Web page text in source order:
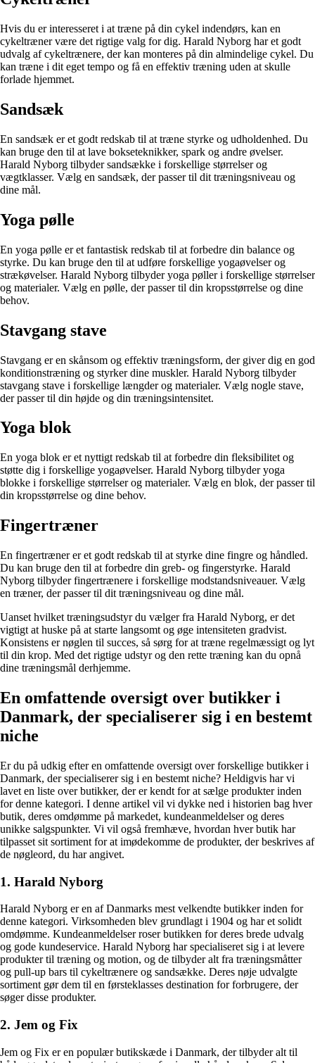
Hvis du er interesseret i at træne på din cykel indendørs, kan en
cykeltræner være det rigtige valg for dig. Harald Nyborg har et godt
udvalg af cykeltrænere, der kan monteres på din almindelige cykel. Du
kan træne i dit eget tempo og få en effektiv træning uden at skulle
forlade hjemmet.
Sandsæk
En sandsæk er et godt redskab til at træne styrke og udholdenhed. Du
kan bruge den til at lave bokseteknikker, spark og andre øvelser.
Harald Nyborg tilbyder sandsække i forskellige størrelser og
vægtklasser. Vælg en sandsæk, der passer til dit træningsniveau og
dine mål.
Yoga pølle
En yoga pølle er et fantastisk redskab til at forbedre din balance og
styrke. Du kan bruge den til at udføre forskellige yogaøvelser og
strækøvelser. Harald Nyborg tilbyder yoga pøller i forskellige størrelser
og materialer. Vælg en pølle, der passer til din kropsstørrelse og dine
behov.
Stavgang stave
Stavgang er en skånsom og effektiv træningsform, der giver dig en god
konditionstræning og styrker dine muskler. Harald Nyborg tilbyder
stavgang stave i forskellige længder og materialer. Vælg nogle stave,
der passer til din højde og din træningsintensitet.
Yoga blok
En yoga blok er et nyttigt redskab til at forbedre din fleksibilitet og
støtte dig i forskellige yogaøvelser. Harald Nyborg tilbyder yoga
blokke i forskellige størrelser og materialer. Vælg en blok, der passer til
din kropsstørrelse og dine behov.
Fingertræner
En fingertræner er et godt redskab til at styrke dine fingre og håndled.
Du kan bruge den til at forbedre din greb- og fingerstyrke. Harald
Nyborg tilbyder fingertrænere i forskellige modstandsniveauer. Vælg
en træner, der passer til dit træningsniveau og dine mål.
Uanset hvilket træningsudstyr du vælger fra Harald Nyborg, er det
vigtigt at huske på at starte langsomt og øge intensiteten gradvist.
Konsistens er nøglen til succes, så sørg for at træne regelmæssigt og lyt
til din krop. Med det rigtige udstyr og den rette træning kan du opnå
dine træningsmål derhjemme.
En omfattende oversigt over butikker i
Danmark, der specialiserer sig i en bestemt
niche
Er du på udkig efter en omfattende oversigt over forskellige butikker i
Danmark, der specialiserer sig i en bestemt niche? Heldigvis har vi
lavet en liste over butikker, der er kendt for at sælge produkter inden
for denne kategori. I denne artikel vil vi dykke ned i historien bag hver
butik, deres omdømme på markedet, kundeanmeldelser og deres
unikke salgspunkter. Vi vil også fremhæve, hvordan hver butik har
tilpasset sit sortiment for at imødekomme de produkter, der beskrives af
de nøgleord, du har angivet.
1. Harald Nyborg
Harald Nyborg er en af Danmarks mest velkendte butikker inden for
denne kategori. Virksomheden blev grundlagt i 1904 og har et solidt
omdømme. Kundeanmeldelser roser butikken for deres brede udvalg
og gode kundeservice. Harald Nyborg har specialiseret sig i at levere
produkter til træning og motion, og de tilbyder alt fra træningsmåtter
og pull-up bars til cykeltrænere og sandsække. Deres nøje udvalgte
sortiment gør dem til en førsteklasses destination for forbrugere, der
søger disse produkter.
2. Jem og Fix
Jem og Fix er en populær butikskæde i Danmark, der tilbyder alt til